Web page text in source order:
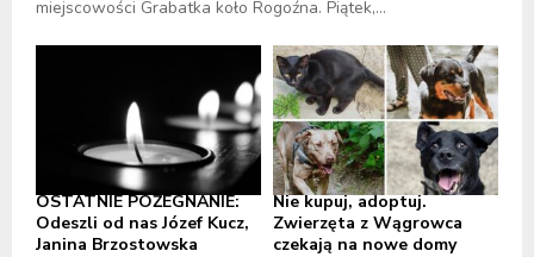
miejscowości Grabatka koło Rogoźna. Piątek,...
OSTATNIE POŻEGNANIE:
Odeszli od nas Józef Kucz,
Janina Brzostowska
Nie kupuj, adoptuj.
Zwierzęta z Wągrowca
czekają na nowe domy